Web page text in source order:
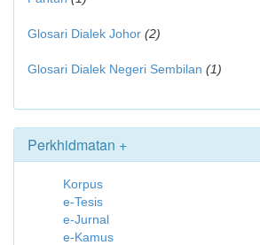
Glosari Dialek Johor (2)
Glosari Dialek Negeri Sembilan (1)
Perkhidmatan +
Korpus
e-Tesis
e-Jurnal
e-Kamus